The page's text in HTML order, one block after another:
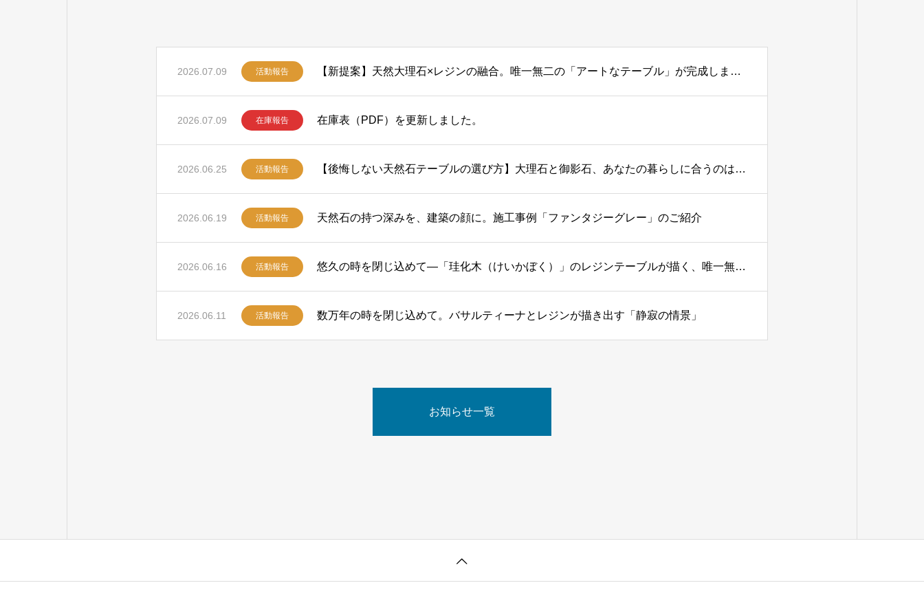
2026.07.09 活動報告 【新提案】天然大理石×レジンの融合。唯一無二の「アートなテーブル」が完成しました。
2026.07.09 在庫報告 在庫表（PDF）を更新しました。
2026.06.25 活動報告 【後悔しない天然石テーブルの選び方】大理石と御影石、あなたの暮らしに合うのはどっち？
2026.06.19 活動報告 天然石の持つ深みを、建築の顔に。施工事例「ファンタジーグレー」のご紹介
2026.06.16 活動報告 悠久の時を閉じ込めて―「珪化木（けいかぼく）」のレジンテーブルが描く、唯一無二の空間
2026.06.11 活動報告 数万年の時を閉じ込めて。バサルティーナとレジンが描き出す「静寂の情景」
お知らせ一覧